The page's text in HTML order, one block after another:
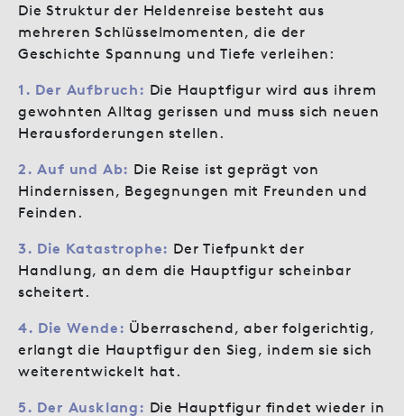
Die Struktur der Heldenreise besteht aus
mehreren Schlüsselmomenten, die der
Geschichte Spannung und Tiefe verleihen:
1. Der Aufbruch: Die Hauptfigur wird aus ihrem
gewohnten Alltag gerissen und muss sich neuen
Herausforderungen stellen.
2. Auf und Ab: Die Reise ist geprägt von
Hindernissen, Begegnungen mit Freunden und
Feinden.
3. Die Katastrophe: Der Tiefpunkt der
Handlung, an dem die Hauptfigur scheinbar
scheitert.
4. Die Wende: Überraschend, aber folgerichtig,
erlangt die Hauptfigur den Sieg, indem sie sich
weiterentwickelt hat.
5. Der Ausklang: Die Hauptfigur findet wieder in